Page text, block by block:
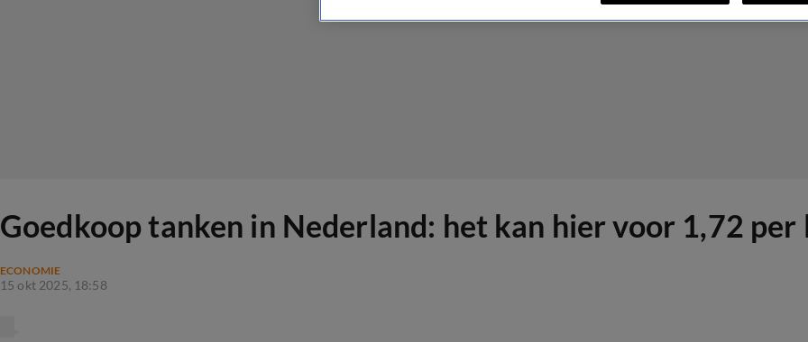
Goedkoop tanken in Nederland: het kan hier voor 1,72
ECONOMIE
15 okt 2025, 18:58